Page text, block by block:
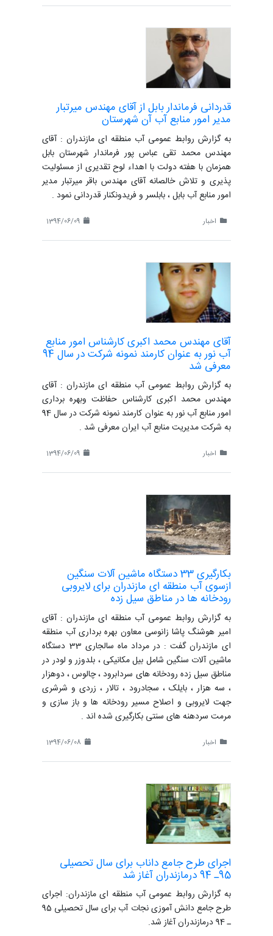
قدردانی فرماندار بابل از آقای مهندس میرتبار
مدیر امور منابع آب آن شهرستان
به گزارش روابط عمومی آب منطقه ای مازندران : آقای
مهندس محمد تقی عباس پور فرماندار شهرستان بابل
همزمان با هفته دولت با اهداء لوح تقدیری از مسئولیت
پذیری و تلاش خالصانه آقای مهندس باقر میرتبار مدیر
امور منابع آب بابل ، بابلسر و فریدونکنار قدردانی نمود .
اخبار
آقای مهندس محمد اکبری کارشناس امور منابع
آب نور به عنوان کارمند نمونه شرکت در سال 94
معرفی شد
به گزارش روابط عمومی آب منطقه ای مازندران : آقای
مهندس محمد اکبری کارشناس حفاظت وبهره برداری
امور منابع آب نور به عنوان کارمند نمونه شرکت در سال 94
به شرکت مدیریت منابع آب ایران معرفی شد .
اخبار
بکارگیری 33 دستگاه ماشین آلات سنگین
ازسوی آب منطقه ای مازندران برای لایروبی
رودخانه ها در مناطق سیل زده
به گزارش روابط عمومی آب منطقه ای مازندران : آقای
امیر هوشنگ پاشا زانوسی معاون بهره برداری آب منطقه
ای مازندران گفت : در مرداد ماه سالجاری 33 دستگاه
ماشین آلات سنگین شامل بیل مکانیکی ، بلدوزر و لودر در
مناطق سیل زده رودخانه های سردابرود ، چالوس ، دوهزار
، سه هزار ، بایلک ، سجادرود ، تالار ، زردی و شرشری
جهت لایروبی و اصلاح مسیر رودخانه ها و باز سازی و
مرمت سردهنه های سنتی بکارگیری شده اند .
اخبار
اجرای طرح جامع داناب برای سال تحصیلی
95ـ 94 درمازندران آغاز شد
به گزارش روابط عمومی آب منطقه ای مازندران: اجرای
طرح جامع دانش آموزی نجات آب برای سال تحصیلی 95
ـ 94 درمازندران آغاز شد.